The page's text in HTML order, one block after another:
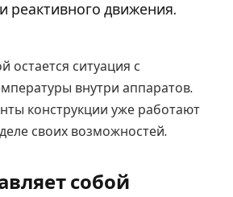
реактивного движения.
остается ситуация с
внутри аппаратов.
конструкции уже работают
своих возможностей.
собой